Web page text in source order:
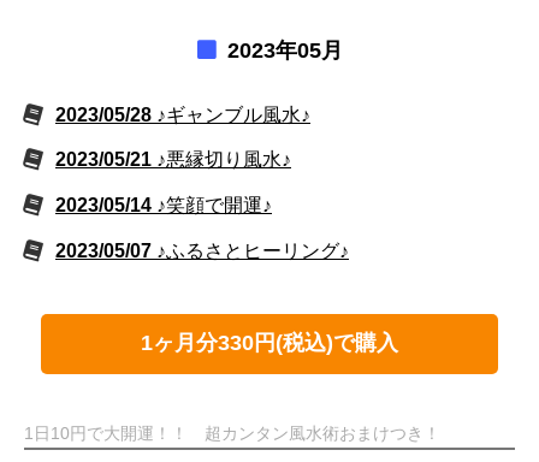
2023年05月
2023/05/28 ♪ギャンブル風水♪
2023/05/21 ♪悪縁切り風水♪
2023/05/14 ♪笑顔で開運♪
2023/05/07 ♪ふるさとヒーリング♪
1ヶ月分330円(税込)で購入
1日10円で大開運！！ 超カンタン風水術おまけつき！